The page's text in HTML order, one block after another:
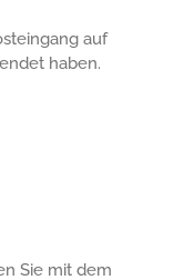
auf
haben.
Sie mit dem